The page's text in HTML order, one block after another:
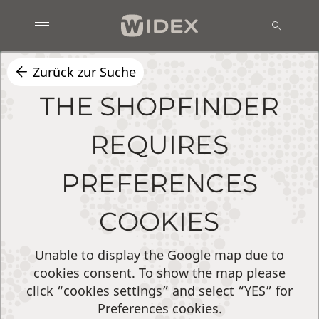
Zurück zur Suche
THE SHOPFINDER
REQUIRES
PREFERENCES
COOKIES
Unable to display the Google map due to
cookies consent. To show the map please
click “cookies settings” and select “YES” for
Preferences cookies.